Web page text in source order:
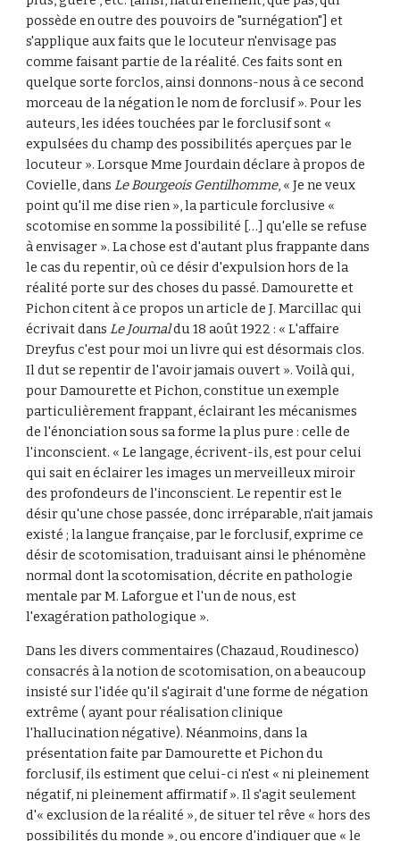
possède en outre des pouvoirs de "surnégation"] et
s'applique aux faits que le locuteur n'envisage pas
comme faisant partie de la réalité. Ces faits sont en
quelque sorte forclos, ainsi donnons-nous à ce second
morceau de la négation le nom de forclusif ». Pour les
auteurs, les idées touchées par le forclusif sont «
expulsées du champ des possibilités aperçues par le
locuteur ». Lorsque Mme Jourdain déclare à propos de
Covielle, dans Le Bourgeois Gentilhomme, « Je ne veux
point qu'il me dise rien », la particule forclusive «
scotomise en somme la possibilité […] qu'elle se refuse
à envisager ». La chose est d'autant plus frappante dans
le cas du repentir, où ce désir d'expulsion hors de la
réalité porte sur des choses du passé. Damourette et
Pichon citent à ce propos un article de J. Marcillac qui
écrivait dans Le Journal du 18 août 1922 : « L'affaire
Dreyfus c'est pour moi un livre qui est désormais clos.
Il dut se repentir de l'avoir jamais ouvert ». Voilà qui,
pour Damourette et Pichon, constitue un exemple
particulièrement frappant, éclairant les mécanismes
de l'énonciation sous sa forme la plus pure : celle de
l'inconscient. « Le langage, écrivent-ils, est pour celui
qui sait en éclairer les images un merveilleux miroir
des profondeurs de l'inconscient. Le repentir est le
désir qu'une chose passée, donc irréparable, n'ait jamais
existé ; la langue française, par le forclusif, exprime ce
désir de scotomisation, traduisant ainsi le phénomène
normal dont la scotomisation, décrite en pathologie
mentale par M. Laforgue et l'un de nous, est
l'exagération pathologique ».
Dans les divers commentaires (Chazaud, Roudinesco)
consacrés à la notion de scotomisation, on a beaucoup
insisté sur l'idée qu'il s'agirait d'une forme de négation
extrême ( ayant pour réalisation clinique
l'hallucination négative). Néanmoins, dans la
présentation faite par Damourette et Pichon du
forclusif, ils estiment que celui-ci n'est « ni pleinement
négatif, ni pleinement affirmatif ». Il s'agit seulement
d'« exclusion de la réalité », de situer tel rêve « hors des
possibilités du monde », ou encore d'indiquer que « le